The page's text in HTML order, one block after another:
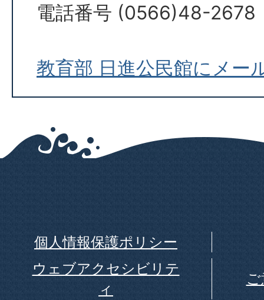
電話番号 (0566)48-2678
教育部 日進公民館にメー
個人情報保護ポリシー
ウェブアクセシビリテ
ィ